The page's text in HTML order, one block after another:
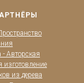
- Авторская
изготовление
из дерева